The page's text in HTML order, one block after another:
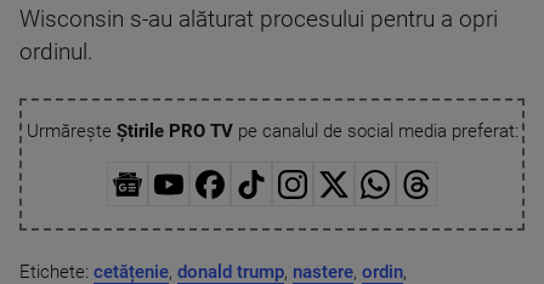
Wisconsin s-au alăturat procesului pentru a opri
ordinul.
Urmărește Știrile PRO TVpe canalul de social media preferat:
Etichete: cetățenie, donald trump, nastere, ordin,